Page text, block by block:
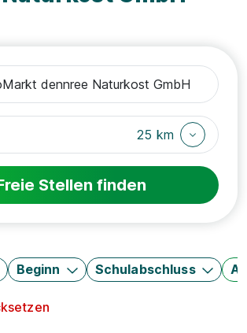
25 km
Stellen finden
Beginn Schulabschluss